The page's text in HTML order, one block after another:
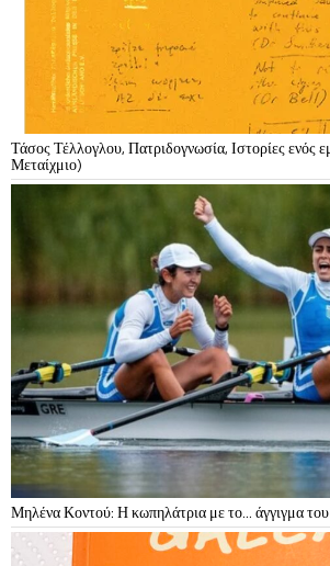
Τάσος Τέλλογλου, Πατριδογνωσία, Ιστορίες ενός
Μεταίχμιο)
Μηλένα Κοντού: Η κωπηλάτρια με το… άγγιγμα